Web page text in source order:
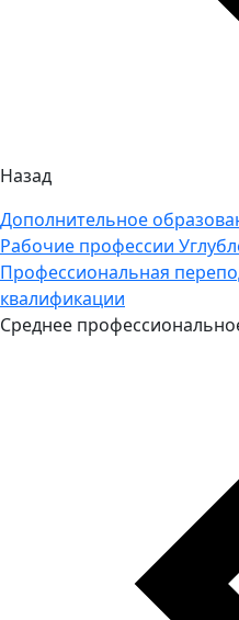
Назад
Дополнительное
Рабочие профессии
Профессиональная
квалификации
Среднее